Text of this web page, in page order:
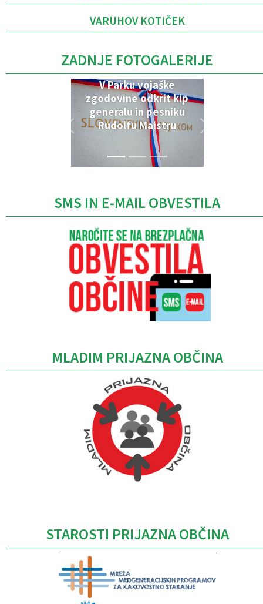
VARUHOV KOTIČEK
ZADNJE FOTOGALERIJE
V Parku vojaške
zgodovine odkrit kip
generalu in pesniku
Rudolfu Maistru
SMS IN E-MAIL OBVESTILA
MLADIM PRIJAZNA OBČINA
STAROSTI PRIJAZNA OBČINA